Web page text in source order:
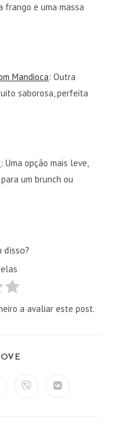
frango e uma massa
Mandioca: Outra
saborosa, perfeita
: Uma opção mais leve,
um brunch ou
disso?
a avaliar este post.
Abre Abre